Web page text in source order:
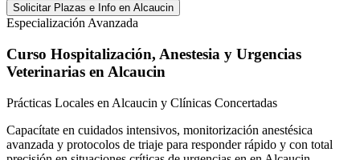
Solicitar Plazas e Info en Alcaucin
Especialización Avanzada
Curso Hospitalización, Anestesia y Urgencias
Veterinarias en Alcaucin
Prácticas Locales en Alcaucin y Clínicas Concertadas
Capacítate en cuidados intensivos, monitorización anestésica
avanzada y protocolos de triaje para responder rápido y con total